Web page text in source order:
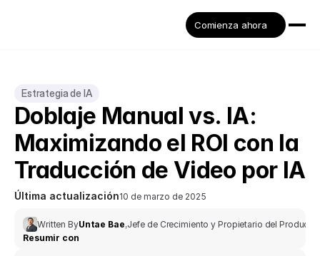
Comienza ahora
Estrategia de IA
Doblaje Manual vs. IA:
Maximizando el ROI con la
Traducción de Video por IA
Última actualización10 de marzo de 2025
Written ByUntae Bae,Jefe de Crecimiento y Propietario del Producto
Resumir con